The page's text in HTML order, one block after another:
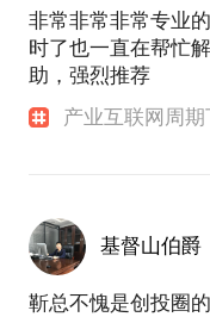
非常非常非常专业
时了也一直在帮忙
助，强烈推荐
产业互联网周
基督山伯爵
靳总不愧是创投圈